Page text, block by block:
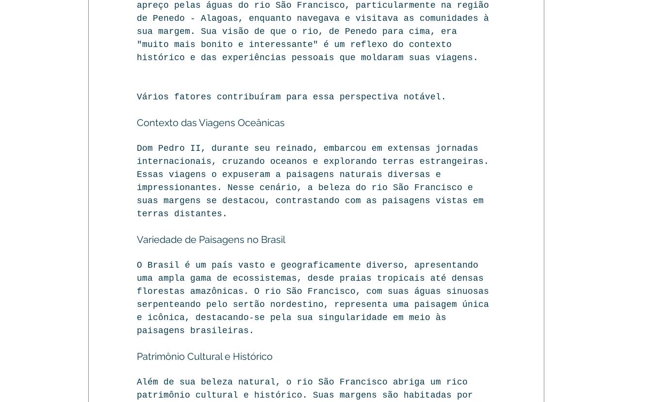
apreço pelas águas do rio São Francisco, particularmente na região
de Penedo - Alagoas, enquanto navegava e visitava as comunidades à
sua margem. Sua visão de que o rio, de Penedo para cima, era
"muito mais bonito e interessante" é um reflexo do contexto
histórico e das experiências pessoais que moldaram suas viagens.
Vários fatores contribuíram para essa perspectiva notável.
Contexto das Viagens Oceânicas
Dom Pedro II, durante seu reinado, embarcou em extensas jornadas
internacionais, cruzando oceanos e explorando terras estrangeiras.
Essas viagens o expuseram a paisagens naturais diversas e
impressionantes. Nesse cenário, a beleza do rio São Francisco e
suas margens se destacou, contrastando com as paisagens vistas em
terras distantes.
Variedade de Paisagens no Brasil
O Brasil é um país vasto e geograficamente diverso, apresentando
uma ampla gama de ecossistemas, desde praias tropicais até densas
florestas amazônicas. O rio São Francisco, com suas águas sinuosas
serpenteando pelo sertão nordestino, representa uma paisagem única
e icônica, destacando-se pela sua singularidade em meio às
paisagens brasileiras.
Patrimônio Cultural e Histórico
Além de sua beleza natural, o rio São Francisco abriga um rico
patrimônio cultural e histórico. Suas margens são habitadas por